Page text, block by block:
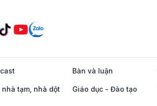
Bàn và luận
nhà tạm, nhà dột
Giáo dục - Đào tạo